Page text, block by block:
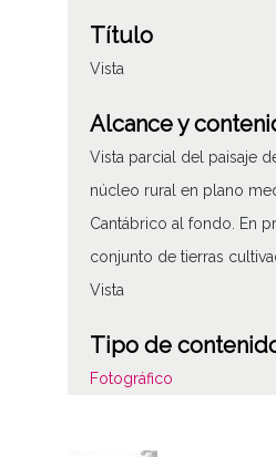
Título
Vista
Alcance y
Vista parcial del paisaje
núcleo rural en plano
Cantábrico al fondo. En
conjunto de tierras
Vista
Tipo de
Fotográfico